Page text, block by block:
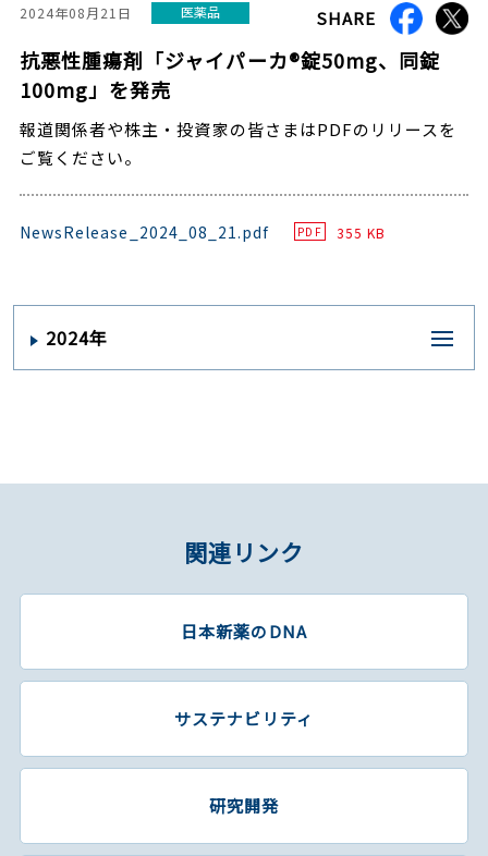
2024年08月21日 医薬品 SHARE
抗悪性腫瘍剤「ジャイパーカ®錠50mg、同錠
100mg」を発売
報道関係者や株主・投資家の皆さまはPDFのリリースを
ご覧ください。
NewsRelease_2024_08_21.pdf PDF 355 KB
2024年
関連リンク
日本新薬のDNA
サステナビリティ
研究開発